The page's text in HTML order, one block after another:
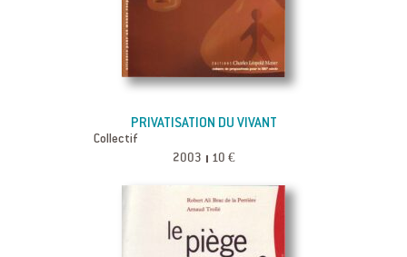
PRIVATISATION DU VIVANT
Collectif
2003 10 €